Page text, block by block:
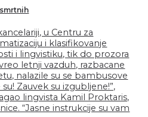
u Centru za
i klasifikovanje
i lingvistiku, tik do prozora
letnji vazduh, razbacane
nalazile su se bambusove
Zauvek su izgubljene!”,
lingvista Kamil Proktaris,
“Jasne instrukcije su vam